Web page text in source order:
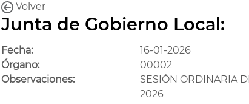
Volver
Junta de Gobierno Local:
Fecha: 16-01-2026
Órgano:
00002
Observaciones:
SESIÓN ORDINARIA
2026